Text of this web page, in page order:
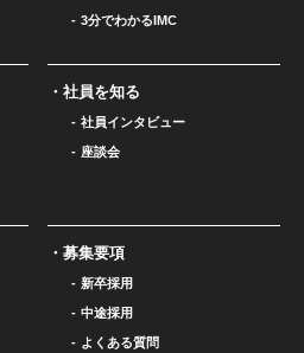
3分でわかるIMC
社員を知る
社員インタビュー
座談会
募集要項
新卒採用
中途採用
よくある質問